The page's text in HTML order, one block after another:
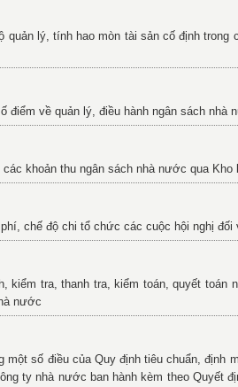
quản lý, tính hao mòn tài sản cố định
điểm về quản lý, điều hành ngân sách nhà
khoản thu ngân sách nhà nước qua Kho
chế độ chi tổ chức các cuộc hội nghị
kiểm tra, thanh tra, kiểm toán, quyết
nước
một số điều của Quy định tiêu chuẩn,
ty nhà nước ban hành kèm theo Quyết